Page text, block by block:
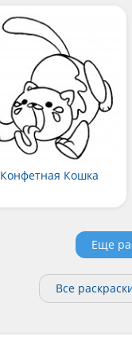
Конфетная Кошка
Еще
Все